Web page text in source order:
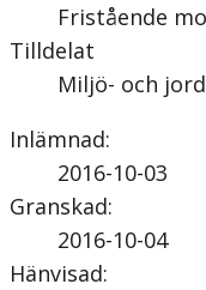
Fristående
Tilldelat
Miljö- och
Inlämnad:
2016-10-03
Granskad:
2016-10-04
Hänvisad: